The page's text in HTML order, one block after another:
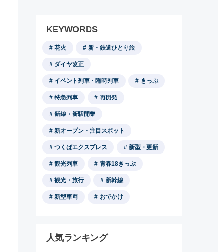
KEYWORDS
花火 新・鉄道ひとり旅
ダイヤ改正
イベント列車・臨時列車 きっぷ
特急列車 再開発
新線・新駅開業
新オープン・注目スポット
つくばエクスプレス 新型・更新
観光列車 青春18きっぷ
観光・旅行 新幹線
新型車両 おでかけ
人気ランキング